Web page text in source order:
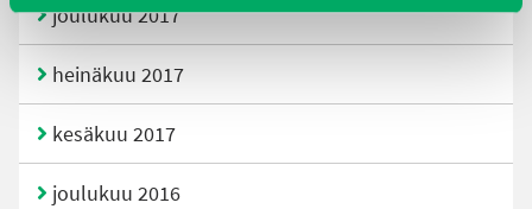
joulukuu 2017
heinäkuu 2017
kesäkuu 2017
joulukuu 2016